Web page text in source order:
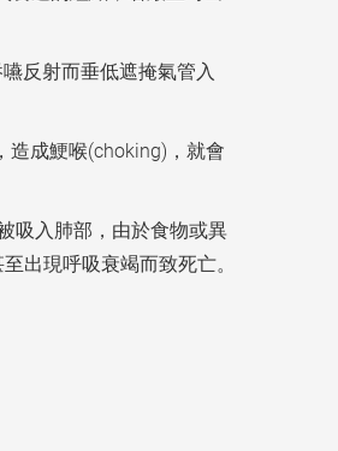
反射而垂低遮掩氣管入
造成鯁喉(choking)，就會
吸入肺部，由於食物或異
出現呼吸衰竭而致死亡。